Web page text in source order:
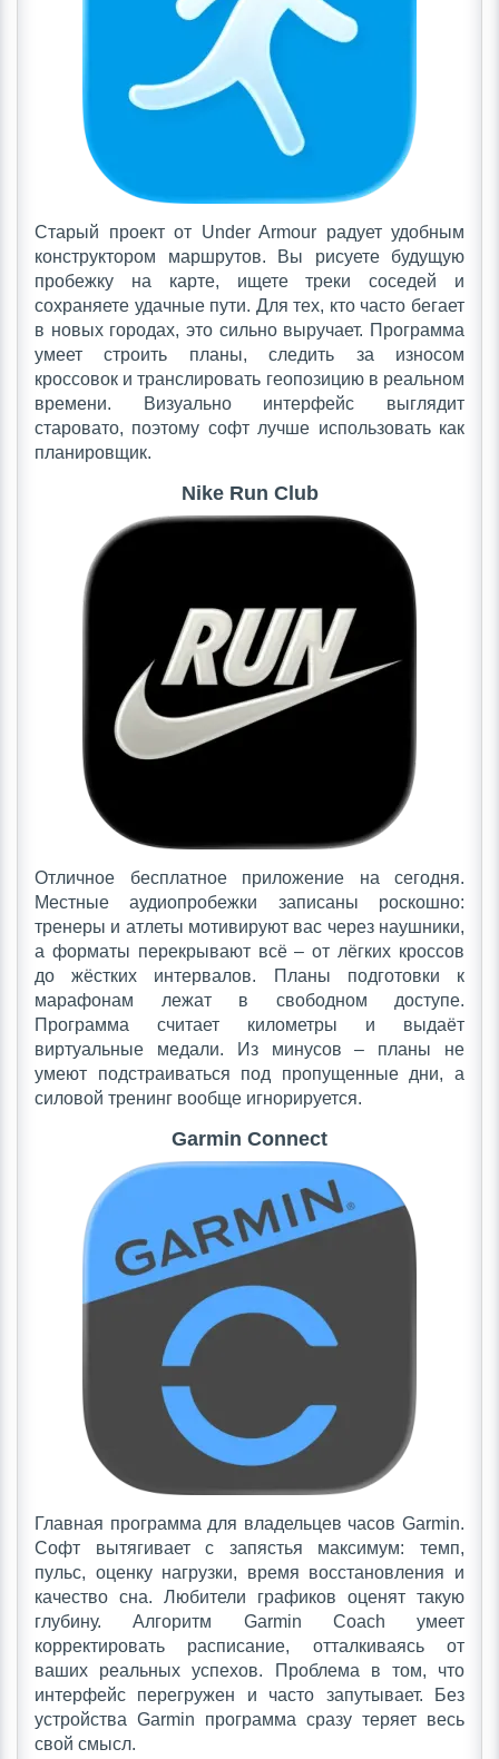
Старый проект от Under Armour радует удобным
конструктором маршрутов. Вы рисуете будущую
пробежку на карте, ищете треки соседей и
сохраняете удачные пути. Для тех, кто часто бегает
в новых городах, это сильно выручает. Программа
умеет строить планы, следить за износом
кроссовок и транслировать геопозицию в реальном
времени. Визуально интерфейс выглядит
старовато, поэтому софт лучше использовать как
планировщик.
Nike Run Club
Отличное бесплатное приложение на сегодня.
Местные аудиопробежки записаны роскошно:
тренеры и атлеты мотивируют вас через наушники,
а форматы перекрывают всё – от лёгких кроссов
до жёстких интервалов. Планы подготовки к
марафонам лежат в свободном доступе.
Программа считает километры и выдаёт
виртуальные медали. Из минусов – планы не
умеют подстраиваться под пропущенные дни, а
силовой тренинг вообще игнорируется.
Garmin Connect
Главная программа для владельцев часов Garmin.
Софт вытягивает с запястья максимум: темп,
пульс, оценку нагрузки, время восстановления и
качество сна. Любители графиков оценят такую
глубину. Алгоритм Garmin Coach умеет
корректировать расписание, отталкиваясь от
ваших реальных успехов. Проблема в том, что
интерфейс перегружен и часто запутывает. Без
устройства Garmin программа сразу теряет весь
свой смысл.